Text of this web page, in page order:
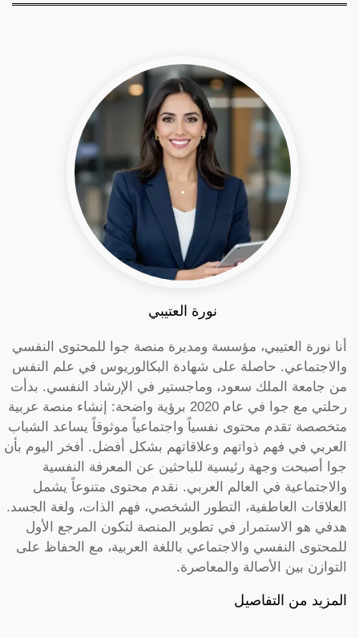
نورة العتيبي
أنا نورة العتيبي، مؤسسة ومديرة منصة جوا للمحتوى النفسي
والاجتماعي. حاصلة على شهادة البكالوريوس في علم النفس
من جامعة الملك سعود، وماجستير في الإرشاد النفسي. بدأت
رحلتي مع جوا في عام 2020 برؤية واضحة: إنشاء منصة عربية
متخصصة تقدم محتوى نفسياً واجتماعياً موثوقاً يساعد الشباب
العربي في فهم ذواتهم وعلاقاتهم بشكل أفضل. أفخر اليوم بأن
جوا أصبحت وجهة رئيسية للباحثين عن المعرفة النفسية
والاجتماعية في العالم العربي. نقدم محتوى متنوعاً يشمل
العلاقات العاطفية، التطور الشخصي، فهم الذات، ولغة الجسد.
هدفي هو الاستمرار في تطوير المنصة لتكون المرجع الأول
للمحتوى النفسي والاجتماعي باللغة العربية، مع الحفاظ على
التوازن بين الأصالة والمعاصرة.
المزيد من التفاصيل